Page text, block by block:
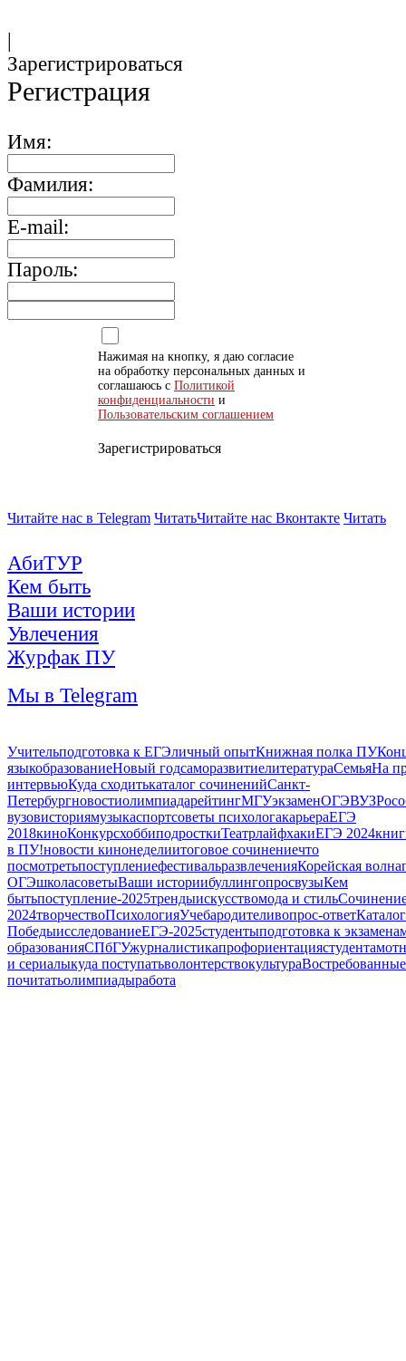
|
Зарегистрироваться
Регистрация
Имя:
Фамилия:
E-mail:
Пароль:
Нажимая на кнопку, я даю согласие
на обработку персональных данных и
соглашаюсь с Политикой
конфиденциальности и
Пользовательским соглашением
Зарегистрироваться
Читайте нас в Telegram ЧитатьЧитайте нас Вконтакте Читать
АбиТУР
Кем быть
Ваши истории
Увлечения
Журфак ПУ
Мы в Telegram
Учительподготовка к ЕГЭличный опытКнижная полка ПУ
языкобразованиеНовый годсаморазвитиелитератураСемьяНа
интервьюКуда сходитькаталог сочиненийСанкт-
ПетербургновостиолимпиадарейтингМГУэкзаменОГЭВУЗ
вузовисториямузыкаспортсоветы психологакарьераЕГЭ
2018киноКонкурсхоббиподросткиТеатрлайфхакиЕГЭ 2024
в ПУ!новости кинонеделиитоговое сочинениечто
посмотретьпоступлениефестивальразвлеченияКорейская волна
ОГЭшколасоветыВаши историибуллингопросвузыКем
бытьпоступление-2025трендыискусствомода и стиль
2024творчествоПсихологияУчебародителивопрос-ответ
ПобедыисследованиеЕГЭ-2025студентыподготовка к
образованияСПбГУжурналистикапрофориентациястудентам
и сериалыкуда поступатьволонтерствокультураВостребованные
почитатьолимпиадыработа